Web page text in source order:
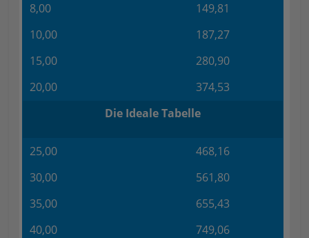
8,00
149,81
10,00
187,27
15,00
280,90
20,00
374,53
Die Ideale Tabelle
25,00
468,16
30,00
561,80
35,00
655,43
40,00
749,06